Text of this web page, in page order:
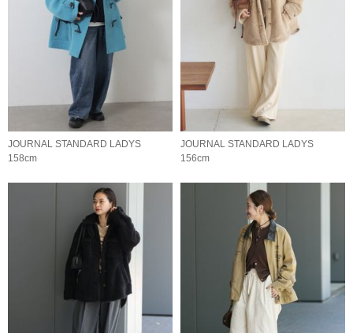
JOURNAL STANDARD LADYS
158cm
JOURNAL STANDARD LADYS
156cm